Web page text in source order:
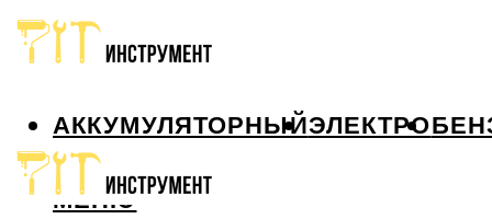
АККУМУЛЯТОРНЫЙЭЛЕКТРО
МЕНЮ